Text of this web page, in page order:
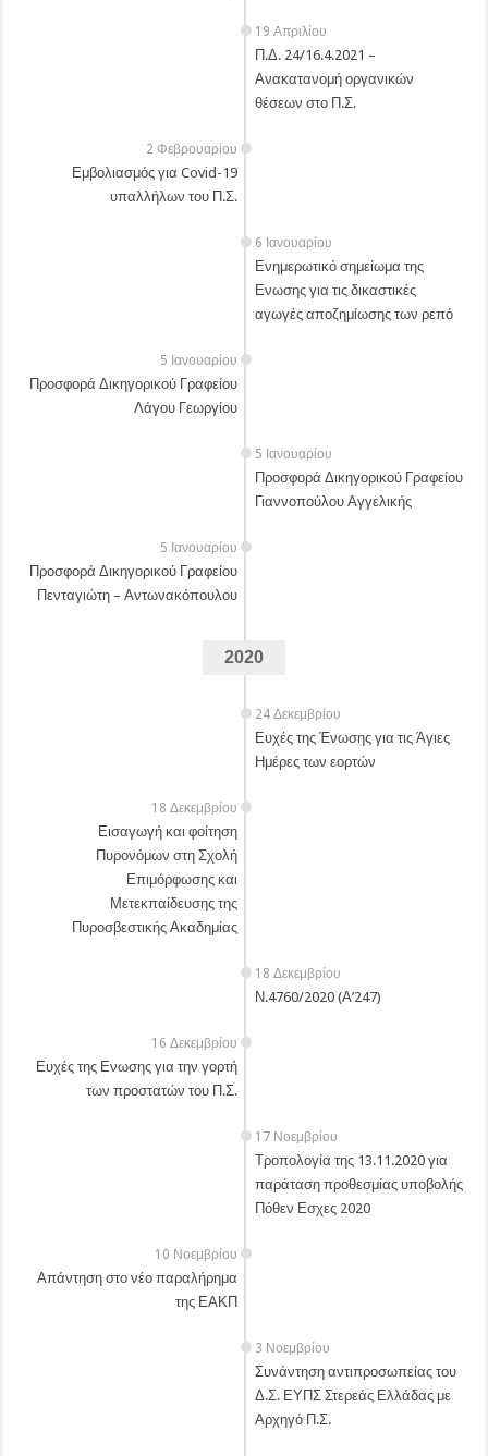
19 Απριλίου
Π.Δ. 24/16.4.2021 –
Ανακατανομή οργανικών
θέσεων στο Π.Σ.
2 Φεβρουαρίου
Εμβολιασμός για Covid-19
υπαλλήλων του Π.Σ.
6 Ιανουαρίου
Ενημερωτικό σημείωμα της
Ενωσης για τις δικαστικές
αγωγές αποζημίωσης των ρεπό
5 Ιανουαρίου
Προσφορά Δικηγορικού Γραφείου
Λάγου Γεωργίου
5 Ιανουαρίου
Προσφορά Δικηγορικού Γραφείου
Γιαννοπούλου Αγγελικής
5 Ιανουαρίου
Προσφορά Δικηγορικού Γραφείου
Πενταγιώτη – Αντωνακόπουλου
2020
24 Δεκεμβρίου
Ευχές της Ένωσης για τις Άγιες
Ημέρες των εορτών
18 Δεκεμβρίου
Εισαγωγή και φοίτηση
Πυρονόμων στη Σχολή
Επιμόρφωσης και
Μετεκπαίδευσης της
Πυροσβεστικής Ακαδημίας
18 Δεκεμβρίου
Ν.4760/2020 (Α’247)
16 Δεκεμβρίου
Ευχές της Ενωσης για την γορτή
των προστατών του Π.Σ.
17 Νοεμβρίου
Τροπολογία της 13.11.2020 για
παράταση προθεσμίας υποβολής
Πόθεν Εσχες 2020
10 Νοεμβρίου
Απάντηση στο νέο παραλήρημα
της ΕΑΚΠ
3 Νοεμβρίου
Συνάντηση αντιπροσωπείας του
Δ.Σ. ΕΥΠΣ Στερεάς Ελλάδας με
Αρχηγό Π.Σ.